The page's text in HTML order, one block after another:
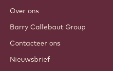
Over ons
Barry Callebaut Group
Contacteer ons
Nieuwsbrief